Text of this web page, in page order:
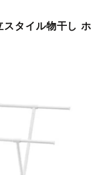
タイル物干し ホ